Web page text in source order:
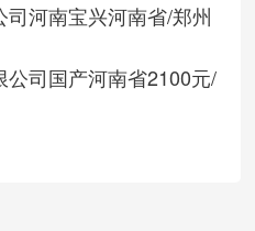
司河南宝兴河南省/郑州
公司国产河南省2100元/